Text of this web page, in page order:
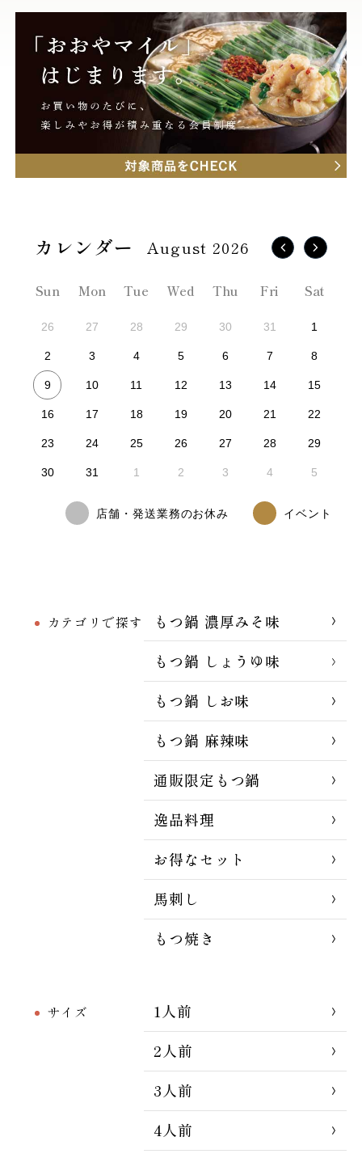
カテゴリで探す
もつ鍋 濃厚みそ味
もつ鍋 しょうゆ味
もつ鍋 しお味
もつ鍋 麻辣味
通販限定もつ鍋
逸品料理
お得なセット
馬刺し
もつ焼き
サイズ
1人前
2人前
3人前
4人前
August 2026
Sun Mon Tue Wed Thu Fri Sat
26 27 28 29 30 31 1
2 3 4 5 6 7 8
9 10 11 12 13 14 15
16 17 18 19 20 21 22
23 24 25 26 27 28 29
30 31 1 2 3 4 5
店舗・発送業務のお休み イベント